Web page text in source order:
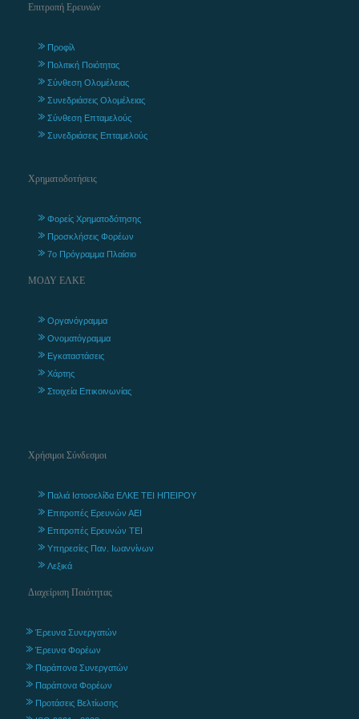
Επιτροπή Ερευνών
Προφίλ
Πολιτική Ποιότητας
Σύνθεση Ολομέλειας
Συνεδριάσεις Ολομέλειας
Σύνθεση Επταμελούς
Συνεδριάσεις Επταμελούς
Χρηματοδοτήσεις
Φορείς Χρηματοδότησης
Προσκλήσεις Φορέων
7ο Πρόγραμμα Πλαίσιο
ΜΟΔΥ ΕΛΚΕ
Οργανόγραμμα
Ονοματόγραμμα
Εγκαταστάσεις
Χάρτης
Στοιχεία Επικοινωνίας
Χρήσιμοι Σύνδεσμοι
Παλιά Ιστοσελίδα ΕΛΚΕ ΤΕΙ ΗΠΕΙΡΟΥ
Επιτροπές Ερευνών ΑΕΙ
Επιτροπές Ερευνών ΤΕΙ
Υπηρεσίες Παν. Ιωαννίνων
Λεξικά
Διαχείριση Ποιότητας
Έρευνα Συνεργατών
Έρευνα Φορέων
Παράπονα Συνεργατών
Παράπονα Φορέων
Προτάσεις Βελτίωσης